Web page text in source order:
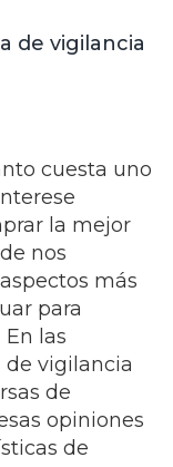
de vigilancia
cuesta uno
la mejor
nos
más
para
las
vigilancia
de
opiniones
de